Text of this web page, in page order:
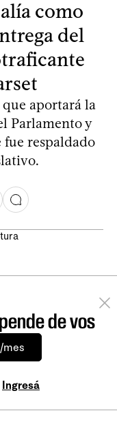
como
del
aportará la
Parlamento y
fue respaldado
de vos
mes
Ingresá